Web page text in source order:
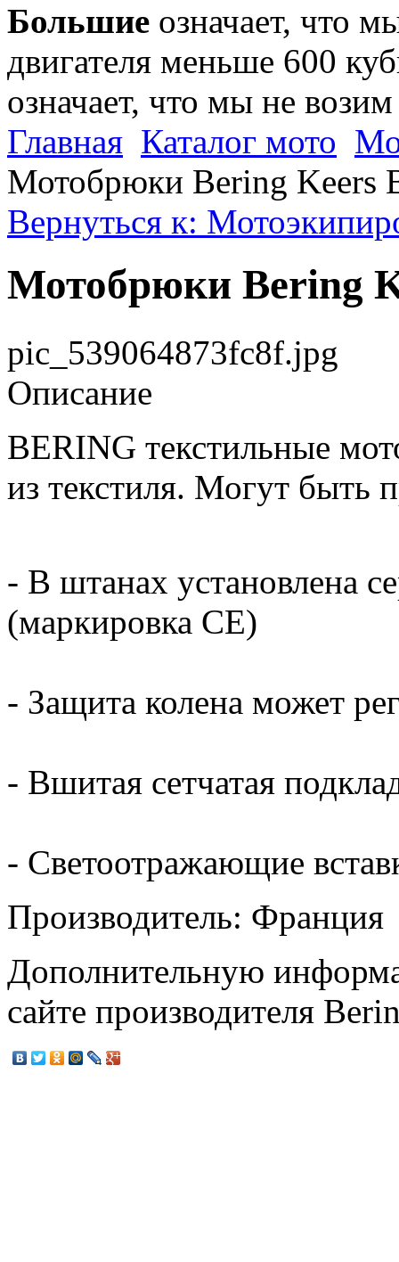
Большие означает, что
двигателя меньше 600
означает, что мы не
Главная Каталог мото
Мотобрюки Bering Keers
Вернуться к:
Мотобрюки Bering
pic_539064873fc8f.jpg
Описание
BERING текстильные
из текстиля. Могут быть
- В штанах установлена
(маркировка CE)
- Защита колена может
- Вшитая сетчатая
- Светоотражающие
Производитель: Франция
Дополнительную
сайте производителя